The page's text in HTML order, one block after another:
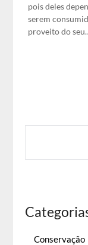
pois deles
serem
proveito do
Conservação